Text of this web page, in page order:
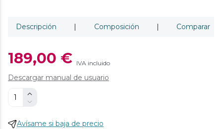
Descripción | Composición | Comparar
189,00 € IVA incluido
Descargar manual de usuario
Avísame si baja de precio